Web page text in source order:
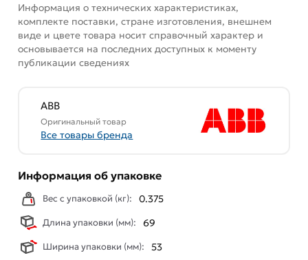
Информация о технических характеристиках,
комплекте поставки, стране изготовления, внешнем
виде и цвете товара носит справочный характер и
основывается на последних доступных к моменту
публикации сведениях
ABB
Оригинальный товар
Все товары бренда
Информация об упаковке
Вес с упаковкой (кг): 0.375
Длина упаковки (мм): 69
Ширина упаковки (мм): 53